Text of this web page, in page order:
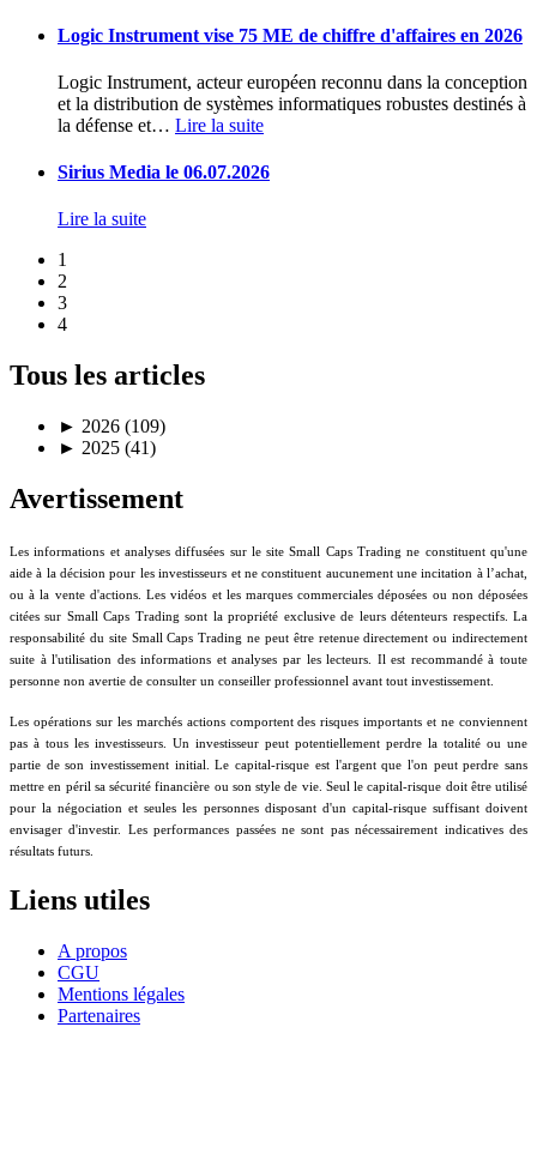
Logic Instrument vise 75 ME de chiffre d'affaires en 2026
Logic Instrument, acteur européen reconnu dans la conception
et la distribution de systèmes informatiques robustes destinés à
la défense et… Lire la suite
Sirius Media le 06.07.2026
Lire la suite
1
2
3
4
Tous les articles
► 2026 (109)
► 2025 (41)
Avertissement
Les informations et analyses diffusées sur le site Small Caps Trading ne constituent qu'une
aide à la décision pour les investisseurs et ne constituent aucunement une incitation à l’achat,
ou à la vente d'actions. Les vidéos et les marques commerciales déposées ou non déposées
citées sur Small Caps Trading sont la propriété exclusive de leurs détenteurs respectifs. La
responsabilité du site Small Caps Trading ne peut être retenue directement ou indirectement
suite à l'utilisation des informations et analyses par les lecteurs. Il est recommandé à toute
personne non avertie de consulter un conseiller professionnel avant tout investissement.
Les opérations sur les marchés actions comportent des risques importants et ne conviennent
pas à tous les investisseurs. Un investisseur peut potentiellement perdre la totalité ou une
partie de son investissement initial. Le capital-risque est l'argent que l'on peut perdre sans
mettre en péril sa sécurité financière ou son style de vie. Seul le capital-risque doit être utilisé
pour la négociation et seules les personnes disposant d'un capital-risque suffisant doivent
envisager d'investir. Les performances passées ne sont pas nécessairement indicatives des
résultats futurs.
Liens utiles
A propos
CGU
Mentions légales
Partenaires